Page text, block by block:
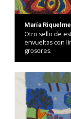
María
Otro sello de
envueltas con
grosores.